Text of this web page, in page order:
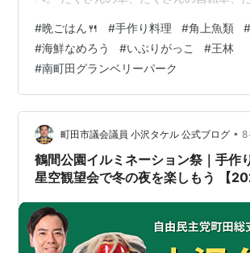
少ないみたい。なんとか目的のものを買う
て、ホッ。２９日でこの混雑、３０日、３
るんだろ。決められたドアから入店し、決
ろから出店。代表の人だけで並ぶのは禁
ろルールが貼り出されていた。 この日歩
ホによれば９６７０歩。記録伸びず。 そ
#晩ごはん🍴 #手作り料理 #角上魚類
#海鮮なめろう #いぶりがっこ #王林
#南町田グランベリーパーク
町田市議会議員 小沢タケル 公式ブログ • 8
鶴間公園イルミネーション祭｜手作
星空観望会で冬の夜を楽しもう 【